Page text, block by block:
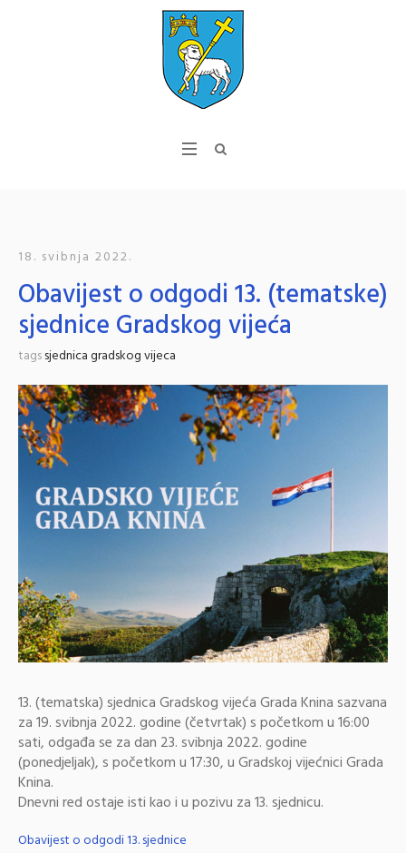
18. svibnja 2022.
Obavijest o odgodi 13. (tematske)
sjednice Gradskog vijeća
tagssjednica gradskog vijeca
13. (tematska) sjednica Gradskog vijeća Grada Knina sazvana
za 19. svibnja 2022. godine (četvrtak) s početkom u 16:00
sati, odgađa se za dan 23. svibnja 2022. godine
(ponedjeljak), s početkom u 17:30, u Gradskoj vijećnici Grada
Knina.
Dnevni red ostaje isti kao i u pozivu za 13. sjednicu.
Obavijest o odgodi 13. sjednice